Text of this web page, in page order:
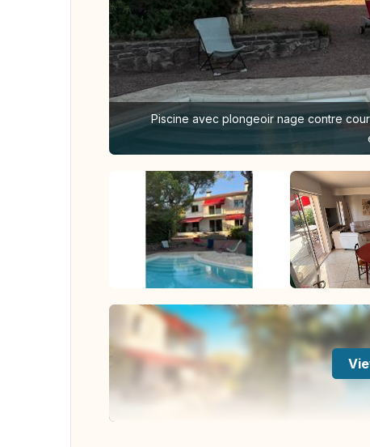
Piscine avec plongeoir nage contre